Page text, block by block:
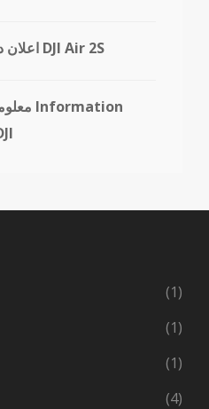
اعلان دي جي أي عن أير ٢ اس DJI Air 2S
(1)
(1)
(1)
(4)